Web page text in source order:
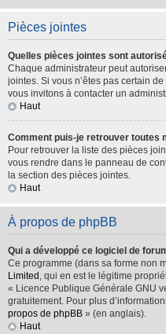
Pièces jointes
Quelles pièces jointes sont
Chaque administrateur peut
jointes. Si vous n’êtes pas certain
vous invitons à contacter un
Haut
Comment puis-je retrouver toutes
Pour retrouver la liste des pièces
vous rendre dans le panneau de
la section des pièces jointes.
Haut
À propos de phpBB
Qui a développé ce logiciel de
Ce programme (dans sa forme non
Limited , qui en est le légitime
« Licence Publique Générale GNU
gratuitement. Pour plus
propos de phpBB » (en anglais).
Haut